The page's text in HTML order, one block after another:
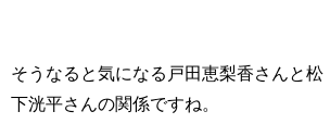
そうなると気になる戸田恵梨香さんと松
下洸平さんの関係ですね。